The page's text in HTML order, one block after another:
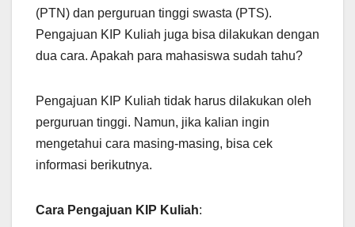
(PTN) dan perguruan tinggi swasta (PTS).
Pengajuan KIP Kuliah juga bisa dilakukan dengan
dua cara. Apakah para mahasiswa sudah tahu?
Pengajuan KIP Kuliah tidak harus dilakukan oleh
perguruan tinggi. Namun, jika kalian ingin
mengetahui cara masing-masing, bisa cek
informasi berikutnya.
Cara Pengajuan KIP Kuliah: